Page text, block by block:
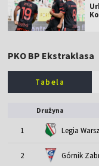
PKO BP Ekstraklasa
Tabela
Drużyna
1 Legia
2 Górnik